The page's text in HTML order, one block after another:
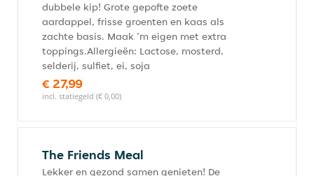
dubbele kip! Grote gepofte zoete
aardappel, frisse groenten en kaas als
zachte basis. Maak ’m eigen met extra
toppings.Allergieën: Lactose, mosterd,
selderij, sulfiet, ei, soja
€ 27,99
incl. statiegeld (€ 0,00)
The Friends Meal
Lekker en gezond samen genieten! De